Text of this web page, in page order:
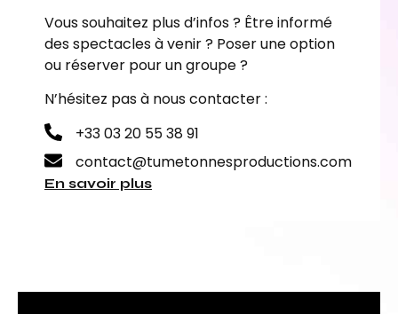
Vous souhaitez plus d’infos ? Être informé
des spectacles à venir ? Poser une option
ou réserver pour un groupe ?
N’hésitez pas à nous contacter :
+33 03 20 55 38 91
contact@tumetonnesproductions.com
En savoir plus